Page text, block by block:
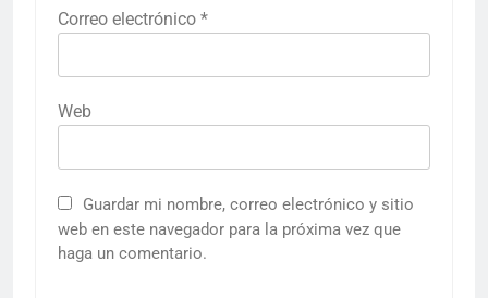
Correo electrónico *
Web
Guardar mi nombre, correo electrónico y sitio
web en este navegador para la próxima vez que
haga un comentario.